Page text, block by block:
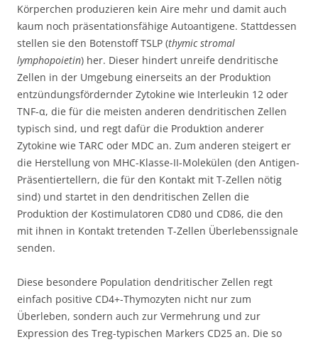
Körperchen produzieren kein Aire mehr und damit auch
kaum noch präsentationsfähige Autoantigene. Stattdessen
stellen sie den Botenstoff TSLP (thymic stromal
lymphopoietin) her. Dieser hindert unreife dendritische
Zellen in der Umgebung einerseits an der Produktion
entzündungsfördernder Zytokine wie Interleukin 12 oder
TNF-α, die für die meisten anderen dendritischen Zellen
typisch sind, und regt dafür die Produktion anderer
Zytokine wie TARC oder MDC an. Zum anderen steigert er
die Herstellung von MHC-Klasse-II-Molekülen (den Antigen-
Präsentiertellern, die für den Kontakt mit T-Zellen nötig
sind) und startet in den dendritischen Zellen die
Produktion der Kostimulatoren CD80 und CD86, die den
mit ihnen in Kontakt tretenden T-Zellen Überlebenssignale
senden.
Diese besondere Population dendritischer Zellen regt
einfach positive CD4+-Thymozyten nicht nur zum
Überleben, sondern auch zur Vermehrung und zur
Expression des Treg-typischen Markers CD25 an. Die so